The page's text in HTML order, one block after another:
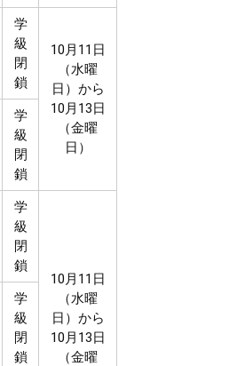
学
級
閉
鎖
10月11日
（水曜
日）から
10月13日
（金曜
日）
学
級
閉
鎖
学
級
閉
鎖
10月11日
（水曜
日）から
10月13日
（金曜
学
級
閉
鎖